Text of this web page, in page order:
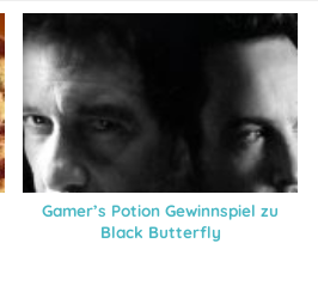
Gamer’s Potion Gewinnspiel zu
Black Butterfly